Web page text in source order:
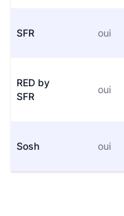
SFR oui
RED by
SFR
oui
Sosh oui